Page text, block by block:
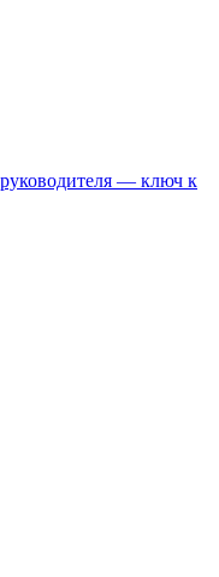
руководителя — ключ к